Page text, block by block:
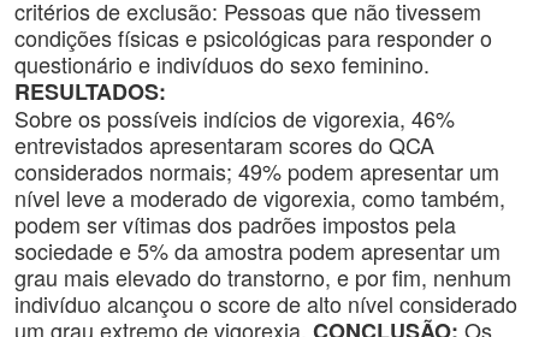
critérios de exclusão: Pessoas que não tivessem
condições físicas e psicológicas para responder o
questionário e indivíduos do sexo feminino.
RESULTADOS:
Sobre os possíveis indícios de vigorexia, 46%
entrevistados apresentaram scores do QCA
considerados normais; 49% podem apresentar um
nível leve a moderado de vigorexia, como também,
podem ser vítimas dos padrões impostos pela
sociedade e 5% da amostra podem apresentar um
grau mais elevado do transtorno, e por fim, nenhum
indivíduo alcançou o score de alto nível considerado
um grau extremo de vigorexia.
Os